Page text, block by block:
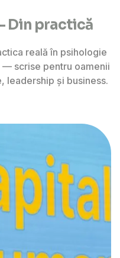
Din practică
reală în psihologie
— scrise pentru oamenii
leadership și business.